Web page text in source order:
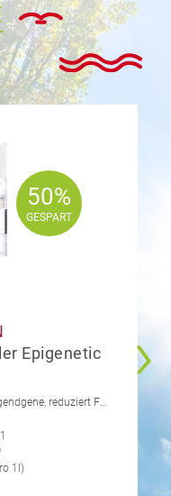
50%
GESPART
50%
GESPART
Epigenetic
1l)